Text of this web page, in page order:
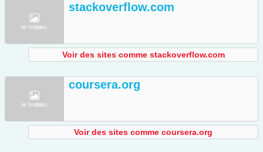
stackoverflow.com
Voir des sites comme stackoverflow.com
coursera.org
Voir des sites comme coursera.org